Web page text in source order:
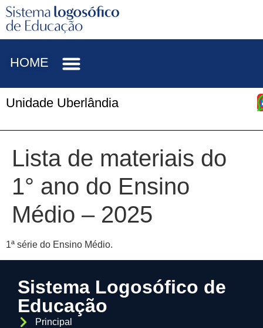
HOME
Unidade Uberlândia
Lista de materiais do
1° ano do Ensino
Médio – 2025
1ª série do Ensino Médio.
Sistema Logosófico de
Educação
Principal